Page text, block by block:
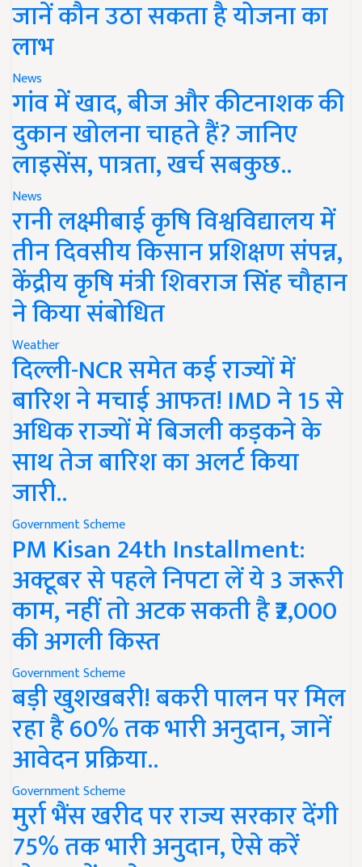
जानें कौन उठा सकता है योजना का
लाभ
News
गांव में खाद, बीज और कीटनाशक की
दुकान खोलना चाहते हैं? जानिए
लाइसेंस, पात्रता, खर्च सबकुछ..
News
रानी लक्ष्मीबाई कृषि विश्वविद्यालय में
तीन दिवसीय किसान प्रशिक्षण संपन्न,
केंद्रीय कृषि मंत्री शिवराज सिंह चौहान
ने किया संबोधित
Weather
दिल्ली-NCR समेत कई राज्यों में
बारिश ने मचाई आफत! IMD ने 15 से
अधिक राज्यों में बिजली कड़कने के
साथ तेज बारिश का अलर्ट किया
जारी..
Government Scheme
PM Kisan 24th Installment:
अक्टूबर से पहले निपटा लें ये 3 जरूरी
काम, नहीं तो अटक सकती है ₹2,000
की अगली किस्त
Government Scheme
बड़ी खुशखबरी! बकरी पालन पर मिल
रहा है 60% तक भारी अनुदान, जानें
आवेदन प्रक्रिया..
Government Scheme
मुर्रा भैंस खरीद पर राज्य सरकार देंगी
75% तक भारी अनुदान, ऐसे करें